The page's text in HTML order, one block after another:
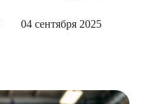
04 сентября 2025